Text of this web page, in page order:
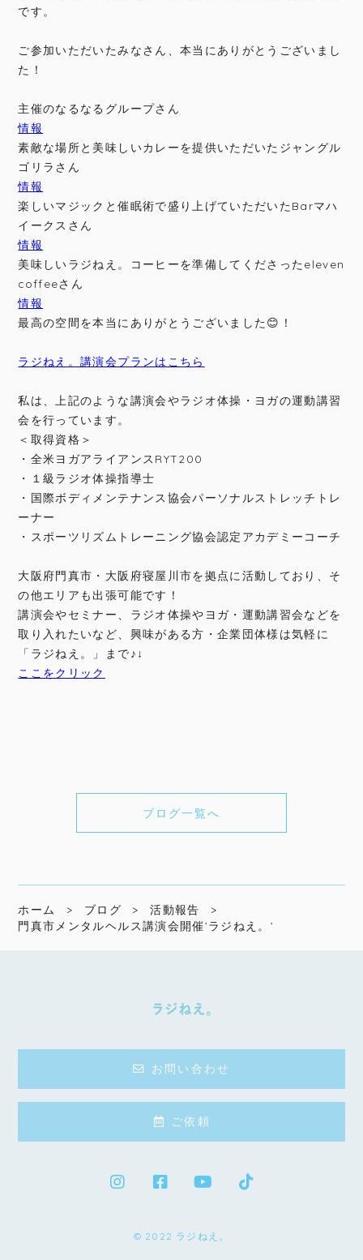
です。
ご参加いただいたみなさん、本当にありがとうございまし
た！
主催のなるなるグループさん
情報
素敵な場所と美味しいカレーを提供いただいたジャングル
ゴリラさん
情報
楽しいマジックと催眠術で盛り上げていただいたBarマハ
イークスさん
情報
美味しいラジねえ。コーヒーを準備してくださったeleven
coffeeさん
情報
最高の空間を本当にありがとうございました😊！
ラジねえ。講演会プランはこちら
私は、上記のような講演会やラジオ体操・ヨガの運動講習
会を行っています。
＜取得資格＞
・全米ヨガアライアンスRYT200
・１級ラジオ体操指導士
・国際ボディメンテナンス協会パーソナルストレッチトレ
ーナー
・スポーツリズムトレーニング協会認定アカデミーコーチ
大阪府門真市・大阪府寝屋川市を拠点に活動しており、そ
の他エリアも出張可能です！
講演会やセミナー、ラジオ体操やヨガ・運動講習会などを
取り入れたいなど、興味がある方・企業団体様は気軽に
「ラジねえ。」まで♪↓
ここをクリック
ブログ一覧へ
ホーム ブログ
活動報告
門真市メンタルヘルス講演会開催’ラジねえ。’
お問い合わせ
ご依頼
© 2022 ラジねえ。